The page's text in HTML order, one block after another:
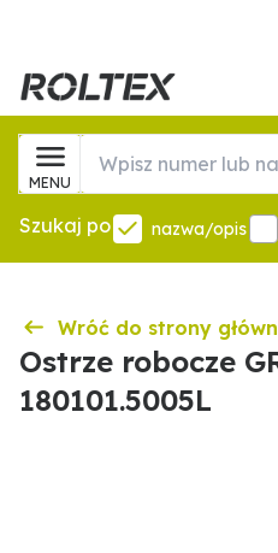
MENU
Szukaj po nazwa/opis
Wróć do strony
Ostrze robocze
180101.5005L